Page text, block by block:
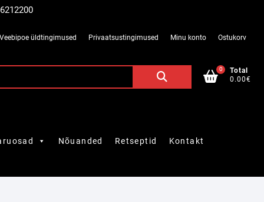
Veebipoe üldtingimused Privaatsustingimused Minu konto Ostukorv
0
Total
0.00€
Nõuanded Retseptid Kontakt